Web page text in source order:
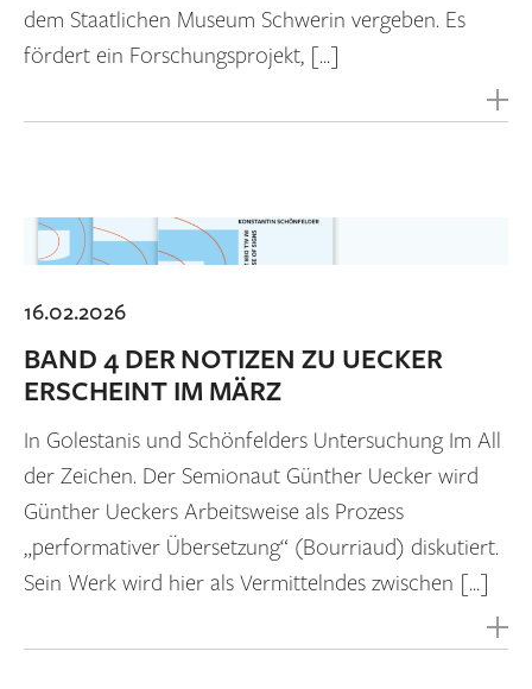
dem Staatlichen Museum Schwerin vergeben. Es
fördert ein Forschungsprojekt, […]
16.02.2026
BAND 4 DER NOTIZEN ZU UECKER
ERSCHEINT IM MÄRZ
In Golestanis und Schönfelders Untersuchung Im All
der Zeichen. Der Semionaut Günther Uecker wird
Günther Ueckers Arbeitsweise als Prozess
„performativer Übersetzung“ (Bourriaud) diskutiert.
Sein Werk wird hier als Vermittelndes zwischen […]